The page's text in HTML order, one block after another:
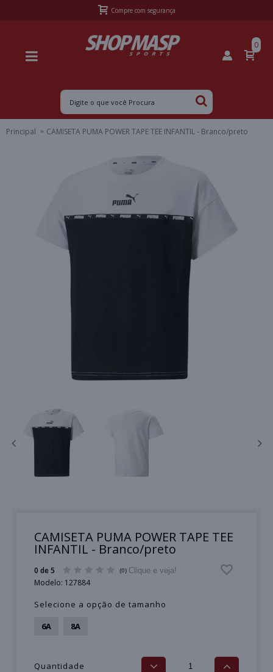
Compre com segurança
0
Principal CAMISETA PUMA POWER TAPE TEE INFANTIL - Branco/preto
CAMISETA PUMA POWER TAPE TEE
INFANTIL - Branco/preto
0 de 5 (0) Clique e veja!
Modelo: 127884
Selecione a opção de tamanho
6A
8A
Quantidade